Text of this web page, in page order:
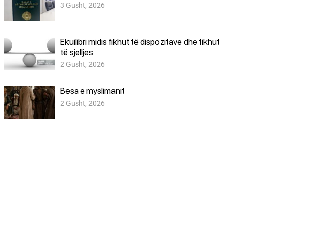
3 Gusht, 2026
Ekuilibri midis fikhut të dispozitave dhe fikhut
të sjelljes
2 Gusht, 2026
Besa e myslimanit
2 Gusht, 2026